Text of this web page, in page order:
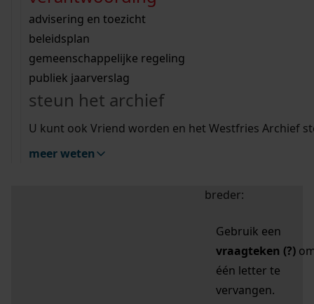
bouwvergunningen
omgevingsvergunningen
vergunningen
beeld en geluid
uitleg nodig?
Wij helpen u op weg met een aantal zoektips.
bekijk alle zoektips
Wij helpen u op weg met een aantal zoektips.
bekijk alle zoektips
bekijk ons geschiedenislokaal
advisering en toezicht
beleidsplan
gemeenschappelijke regeling
publiek jaarverslag
steun het archief
U kunt ook Vriend worden en het Westfries Archief
meer weten
zoektips
Mijn Studiezaal (inloggen)
uw zoekopdracht te
breder:
Gebruik een
vraagteken (?)
één letter te
vervangen.